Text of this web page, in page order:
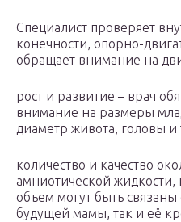
Специалист проверяет
конечности, опорно-
обращает внимание на
рост и развитие – врач
внимание на размеры
диаметр живота, головы и
количество и качество
амниотической
объем могут быть связаны
будущей мамы, так и её